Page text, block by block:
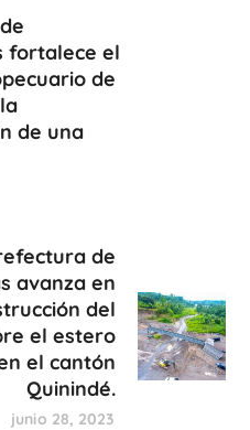
fortalece el
de
de una
de
avanza en
del
el estero
el cantón
Quinindé.
junio 28, 2023